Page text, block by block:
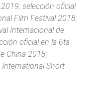
selección oficial
Film Festival 2018;
Internacional de
oficial en la 6ta
China 2018;
International Short